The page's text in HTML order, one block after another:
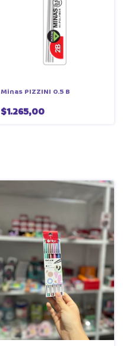
Minas PIZZINI 0.5 B
$1.265,00